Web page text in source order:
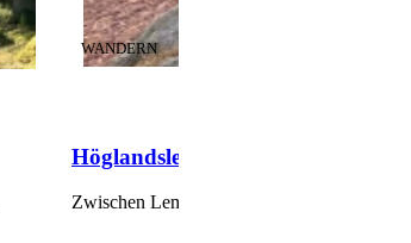
Höglandsleden Etappe HÖ8
KATEGORIE:
WANDERN
Zwischen Lemnhult und Lindshammar